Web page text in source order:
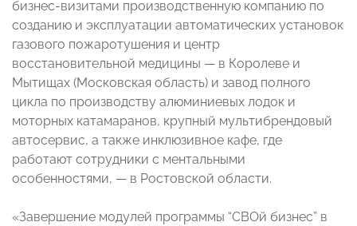
бизнес-визитами производственную компанию по
созданию и эксплуатации автоматических установок
газового пожаротушения и центр
восстановительной медицины — в Королеве и
Мытищах (Московская область) и завод полного
цикла по производству алюминиевых лодок и
моторных катамаранов, крупный мультибрендовый
автосервис, а также инклюзивное кафе, где
работают сотрудники с ментальными
особенностями, — в Ростовской области.
«Завершение модулей программы “СВОй бизнес” в